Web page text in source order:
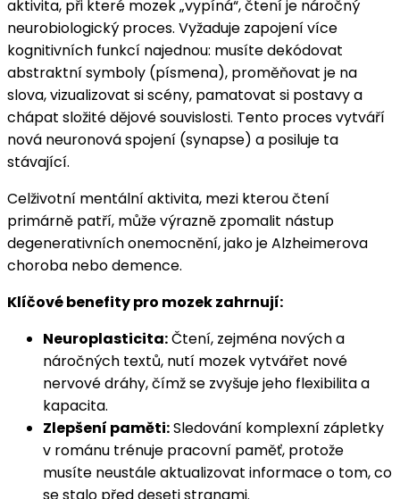
aktivita, při které mozek „vypíná“, čtení je náročný
neurobiologický proces. Vyžaduje zapojení více
kognitivních funkcí najednou: musíte dekódovat
abstraktní symboly (písmena), proměňovat je na
slova, vizualizovat si scény, pamatovat si postavy a
chápat složité dějové souvislosti. Tento proces vytváří
nová neuronová spojení (synapse) a posiluje ta
stávající.
Celživotní mentální aktivita, mezi kterou čtení
primárně patří, může výrazně zpomalit nástup
degenerativních onemocnění, jako je Alzheimerova
choroba nebo demence.
Klíčové benefity pro mozek zahrnují:
Neuroplasticita:Čtení, zejména nových a
náročných textů, nutí mozek vytvářet nové
nervové dráhy, čímž se zvyšuje jeho flexibilita a
kapacita.
Zlepšení paměti:Sledování komplexní zápletky
v románu trénuje pracovní paměť, protože
musíte neustále aktualizovat informace o tom, co